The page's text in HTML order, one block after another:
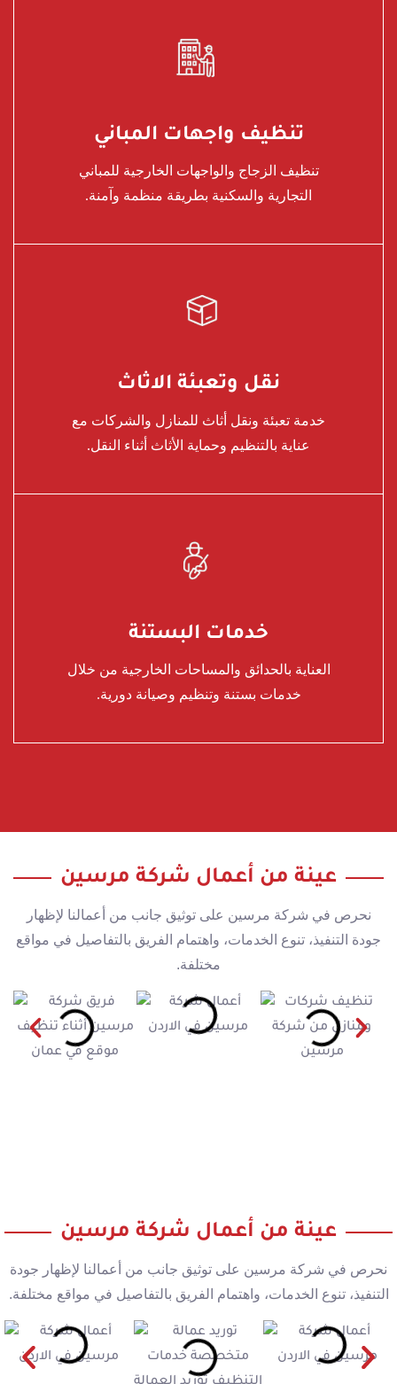
تنظيف واجهات المباني
تنظيف الزجاج والواجهات الخارجية للمباني
التجارية والسكنية بطريقة منظمة وآمنة.
نقل وتعبئة الاثاث
خدمة تعبئة ونقل أثاث للمنازل والشركات مع
عناية بالتنظيم وحماية الأثاث أثناء النقل.
خدمات البستنة
العناية بالحدائق والمساحات الخارجية من خلال
خدمات بستنة وتنظيم وصيانة دورية.
عينة من أعمال شركة مرسين
نحرص في شركة مرسين على توثيق جانب من أعمالنا لإظهار
جودة التنفيذ، تنوع الخدمات، واهتمام الفريق بالتفاصيل في مواقع
مختلفة.
عينة من أعمال شركة مرسين
نحرص في شركة مرسين على توثيق جانب من أعمالنا لإظهار جودة
التنفيذ، تنوع الخدمات، واهتمام الفريق بالتفاصيل في مواقع مختلفة.